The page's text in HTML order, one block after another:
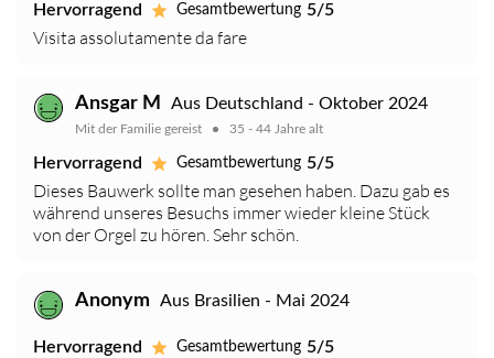
Hervorragend Gesamtbewertung 5/5
Visita assolutamente da fare
Ansgar M Aus Deutschland - Oktober 2024
Mit der Familie gereist 35 - 44 Jahre alt
Hervorragend Gesamtbewertung 5/5
Dieses Bauwerk sollte man gesehen haben. Dazu gab es
während unseres Besuchs immer wieder kleine Stück
von der Orgel zu hören. Sehr schön.
Anonym Aus Brasilien - Mai 2024
Hervorragend Gesamtbewertung 5/5